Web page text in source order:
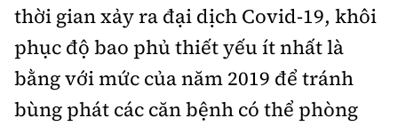
thời gian xảy ra đại dịch Covid-19, khôi
phục độ bao phủ thiết yếu ít nhất là
bằng với mức của năm 2019 để tránh
bùng phát các căn bệnh có thể phòng